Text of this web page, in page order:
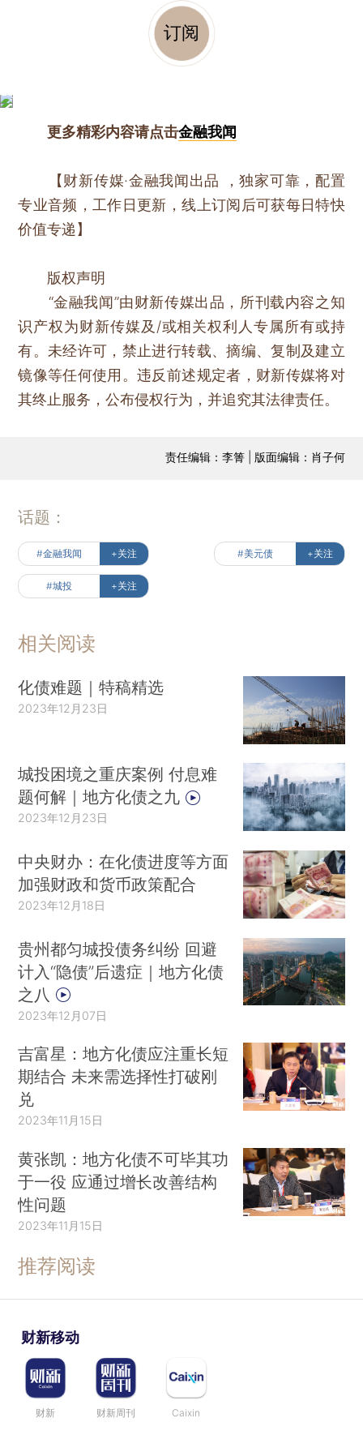
订阅
更多精彩内容请点击金融我闻
【财新传媒·金融我闻出品 ，独家可靠，配置
专业音频，工作日更新，线上订阅后可获每日特快
价值专递】
版权声明
“金融我闻”由财新传媒出品，所刊载内容之知
识产权为财新传媒及/或相关权利人专属所有或持
有。未经许可，禁止进行转载、摘编、复制及建立
镜像等任何使用。违反前述规定者，财新传媒将对
其终止服务，公布侵权行为，并追究其法律责任。
责任编辑：李箐 | 版面编辑：肖子何
话题：
#金融我闻 +关注 #美元债 +关注
#城投 +关注
相关阅读
化债难题｜特稿精选
2023年12月23日
城投困境之重庆案例 付息难
题何解｜地方化债之九
2023年12月23日
中央财办：在化债进度等方面
加强财政和货币政策配合
2023年12月18日
贵州都匀城投债务纠纷 回避
计入“隐债”后遗症｜地方化债
之八
2023年12月07日
吉富星：地方化债应注重长短
期结合 未来需选择性打破刚
兑
2023年11月15日
黄张凯：地方化债不可毕其功
于一役 应通过增长改善结构
性问题
2023年11月15日
推荐阅读
财新移动
财新 财新周刊 Caixin